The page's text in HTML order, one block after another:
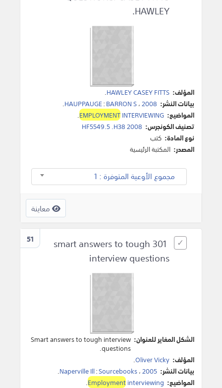
HAWLEY.
المؤلف: HAWLEY CASEY FITTS
.
بيانات النشر:
HAUPPAUGE:BARRON S،2008
.
المواضيع:
EMPLOYMENTINTERVIEWING
.
تصنيف الكونجرس: HF5549.5 .H38 2008
نوع المادة: كتب
المصدر: المكتبة الرئيسية
مجموع الأوعية المتوفرة : 1
معاينة
51
301 smart answers to tough
interview questions
الشكل المغاير للعنوان: Smart answers to tough interview
questions.
المؤلف: Oliver Vicky
.
بيانات النشر:
Naperville Ill:Sourcebooks،2005
.
المواضيع:
Employmentinterviewing
.